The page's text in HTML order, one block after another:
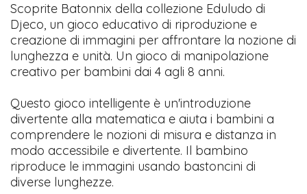
Scoprite Batonnix della collezione Eduludo di
Djeco, un gioco educativo di riproduzione e
creazione di immagini per affrontare la nozione di
lunghezza e unità. Un gioco di manipolazione
creativo per bambini dai 4 agli 8 anni.
Questo gioco intelligente è un'introduzione
divertente alla matematica e aiuta i bambini a
comprendere le nozioni di misura e distanza in
modo accessibile e divertente. Il bambino
riproduce le immagini usando bastoncini di
diverse lunghezze.